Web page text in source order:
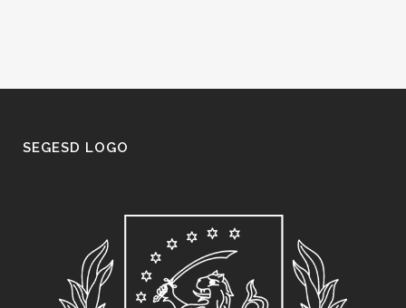
SEGESD LOGO